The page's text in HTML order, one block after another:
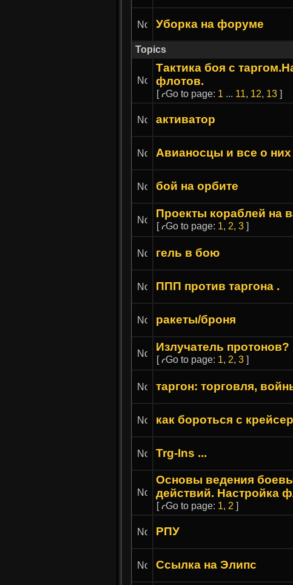
Уборка на форуме
Topics
Тактика боя с
флотов.
[ Go to page: 1 ... 11, 12, 13 ]
активатор
Авианосцы и все о них
бой на орбите
Проекты кораблей на
[ Go to page: 1, 2, 3 ]
гель в бою
ППП против таргона .
ракеты/броня
Излучатель протонов?
[ Go to page: 1, 2, 3 ]
таргон: торговля,
как бороться с
Trg-Ins ...
Основы ведения
действий. Настройка
[ Go to page: 1, 2 ]
РПУ
Ссылка на Элипс